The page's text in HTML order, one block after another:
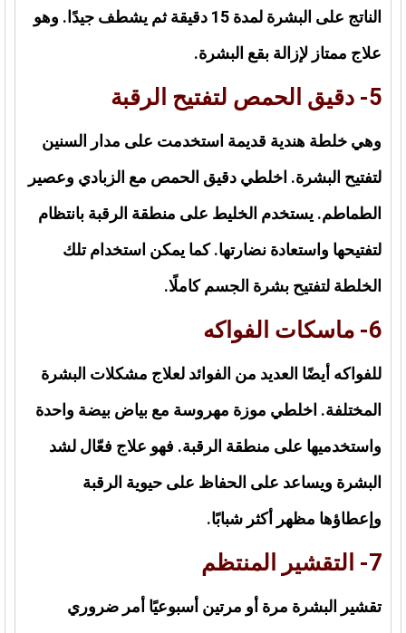
الناتج على البشرة لمدة 15 دقيقة ثم يشطف جيدًا. وهو
علاج ممتاز لإزالة بقع البشرة.
5- دقيق الحمص لتفتيح الرقبة
وهي خلطة هندية قديمة استخدمت على مدار السنين
لتفتيح البشرة. اخلطي دقيق الحمص مع الزبادي وعصير
الطماطم. يستخدم الخليط على منطقة الرقبة بانتظام
لتفتيحها واستعادة نضارتها. كما يمكن استخدام تلك
الخلطة لتفتيح بشرة الجسم كاملًا.
6- ماسكات الفواكه
للفواكه أيضًا العديد من الفوائد لعلاج مشكلات البشرة
المختلفة. اخلطي موزة مهروسة مع بياض بيضة واحدة
واستخدميها على منطقة الرقبة. فهو علاج فعّال لشد
البشرة ويساعد على الحفاظ على حيوية الرقبة
وإعطاؤها مظهر أكثر شبابًا.
7- التقشير المنتظم
تقشير البشرة مرة أو مرتين أسبوعيًا أمر ضروري